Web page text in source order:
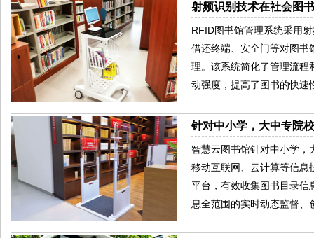
射频识别技术在社会图
RFID图书馆管理系统采用
借还终端、安全门等对图书
理。该系统简化了管理流程
动强度，提高了图书的快速
针对中小学，大中专院
智慧云图书馆针对中小学，
移动互联网、云计算等信息
平台，有效收集图书目录信
息全范围的实时动态监督、